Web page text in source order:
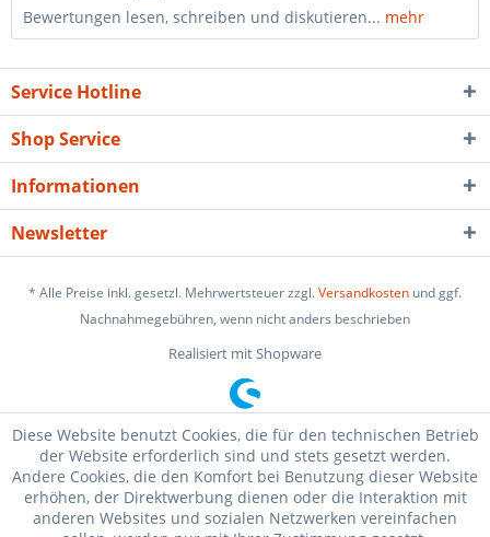
Bewertungen lesen, schreiben und diskutieren... mehr
Service Hotline
Shop Service
Informationen
Newsletter
* Alle Preise inkl. gesetzl. Mehrwertsteuer zzgl.Versandkosten und ggf.
Nachnahmegebühren, wenn nicht anders beschrieben
Realisiert mit Shopware
Diese Website benutzt Cookies, die für den technischen Betrieb
der Website erforderlich sind und stets gesetzt werden.
Andere Cookies, die den Komfort bei Benutzung dieser Website
erhöhen, der Direktwerbung dienen oder die Interaktion mit
anderen Websites und sozialen Netzwerken vereinfachen